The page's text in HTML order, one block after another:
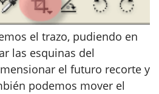
el trazo, pudiendo en
las esquinas del
el futuro recorte y
podemos mover el